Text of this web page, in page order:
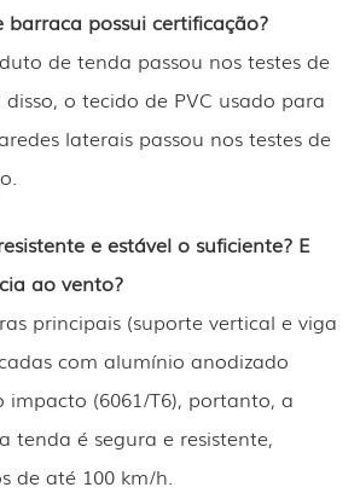
barraca possui certificação?
de tenda passou nos testes de
o tecido de PVC usado para
laterais passou nos testes de
e estável o suficiente? E
ao vento?
principais (suporte vertical e viga
com alumínio anodizado
(6061/T6), portanto, a
tenda é segura e resistente,
de até 100 km/h.